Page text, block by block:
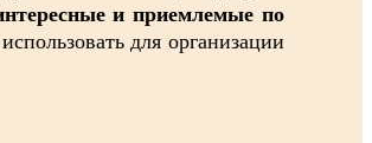
и приемлемые по
для организации